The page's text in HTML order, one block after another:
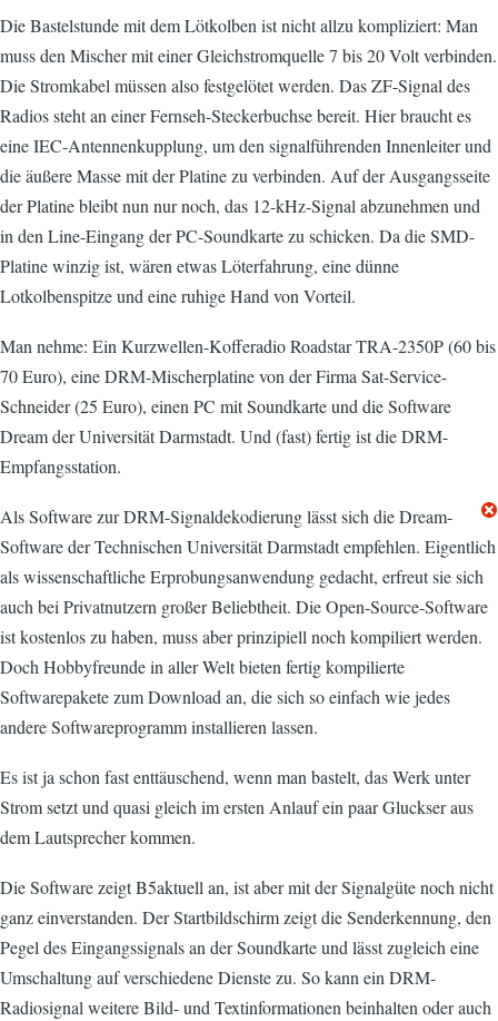
Die Bastelstunde mit dem Lötkolben ist nicht allzu kompliziert: Man
muss den Mischer mit einer Gleichstromquelle 7 bis 20 Volt verbinden.
Die Stromkabel müssen also festgelötet werden. Das ZF-Signal des
Radios steht an einer Fernseh-Steckerbuchse bereit. Hier braucht es
eine IEC-Antennenkupplung, um den signalführenden Innenleiter und
die äußere Masse mit der Platine zu verbinden. Auf der Ausgangsseite
der Platine bleibt nun nur noch, das 12-kHz-Signal abzunehmen und
in den Line-Eingang der PC-Soundkarte zu schicken. Da die SMD-
Platine winzig ist, wären etwas Löterfahrung, eine dünne
Lotkolbenspitze und eine ruhige Hand von Vorteil.
Man nehme: Ein Kurzwellen-Kofferadio Roadstar TRA-2350P (60 bis
70 Euro), eine DRM-Mischerplatine von der Firma Sat-Service-
Schneider (25 Euro), einen PC mit Soundkarte und die Software
Dream der Universität Darmstadt. Und (fast) fertig ist die DRM-
Empfangsstation.
Als Software zur DRM-Signaldekodierung lässt sich die Dream-
Software der Technischen Universität Darmstadt empfehlen. Eigentlich
als wissenschaftliche Erprobungsanwendung gedacht, erfreut sie sich
auch bei Privatnutzern großer Beliebtheit. Die Open-Source-Software
ist kostenlos zu haben, muss aber prinzipiell noch kompiliert werden.
Doch Hobbyfreunde in aller Welt bieten fertig kompilierte
Softwarepakete zum Download an, die sich so einfach wie jedes
andere Softwareprogramm installieren lassen.
Es ist ja schon fast enttäuschend, wenn man bastelt, das Werk unter
Strom setzt und quasi gleich im ersten Anlauf ein paar Gluckser aus
dem Lautsprecher kommen.
Die Software zeigt B5aktuell an, ist aber mit der Signalgüte noch nicht
ganz einverstanden. Der Startbildschirm zeigt die Senderkennung, den
Pegel des Eingangssignals an der Soundkarte und lässt zugleich eine
Umschaltung auf verschiedene Dienste zu. So kann ein DRM-
Radiosignal weitere Bild- und Textinformationen beinhalten oder auch